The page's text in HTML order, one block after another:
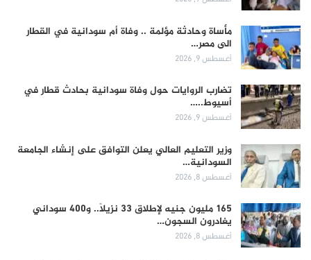
مأساة وحادثة مؤلمة .. وفاة أم سودانية في القطار
الى مصر…
أغسطس 9, 2026
تضارب الروايات حول وفاة سودانية بحادث قطار في
أسيوط..…
أغسطس 9, 2026
وزير التعليم العالي يعلن التوافق على إنشاء الجامعة
السودانية…
أغسطس 8, 2026
165 مليون جنيه لإطلاق 33 نزيلاً.. و400 سوداني
يغادرون السجون…
أغسطس 8, 2026